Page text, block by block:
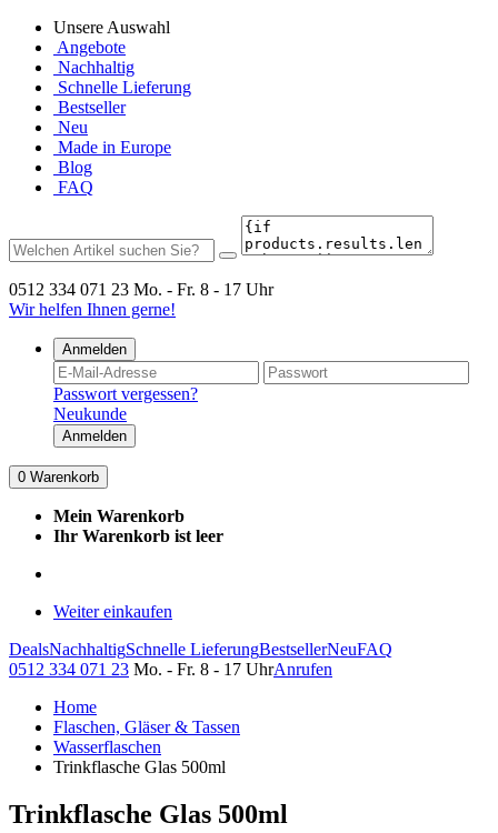
Unsere Auswahl
Angebote
Nachhaltig
Schnelle Lieferung
Bestseller
Neu
Made in Europe
Blog
FAQ
0512 334 071 23 Mo. - Fr. 8 - 17 Uhr
Wir helfen Ihnen gerne!
Anmelden
Passwort vergessen?
Neukunde
Anmelden
0 Warenkorb
Mein Warenkorb
Ihr Warenkorb ist leer
Weiter einkaufen
DealsNachhaltigSchnelle LieferungBestsellerNeuFAQ
0512 334 071 23 Mo. - Fr. 8 - 17 UhrAnrufen
Home
Flaschen, Gläser & Tassen
Wasserflaschen
Trinkflasche Glas 500ml
Trinkflasche Glas 500ml